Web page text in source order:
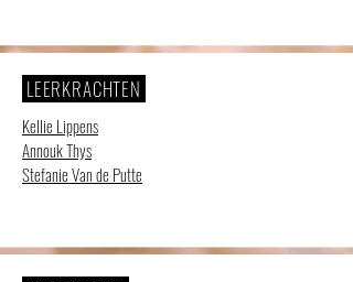
LEERKRACHTEN
Kellie Lippens
Annouk Thys
Stefanie Van de Putte